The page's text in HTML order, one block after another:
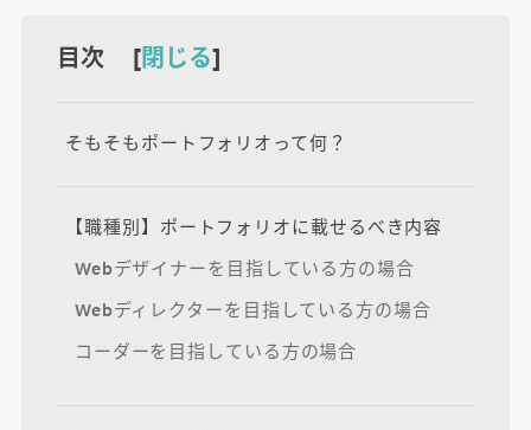
目次 [閉じる]
そもそもポートフォリオって何？
【職種別】ポートフォリオに載せるべき内容
Webデザイナーを目指している方の場合
Webディレクターを目指している方の場合
コーダーを目指している方の場合